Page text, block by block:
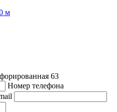
м
63
Номер телефона